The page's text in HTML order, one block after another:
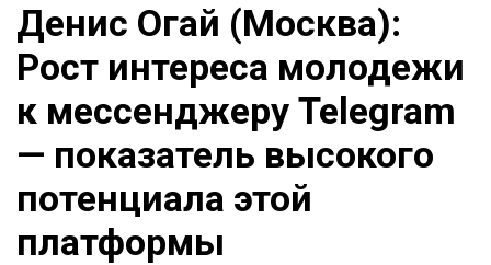
Экономика
Природа
Образование
Спорт
Культура
Lifestyle
Денис Огай (Москва):
Рост интереса молодежи
к мессенджеру Telegram
— показатель высокого
потенциала этой
платформы